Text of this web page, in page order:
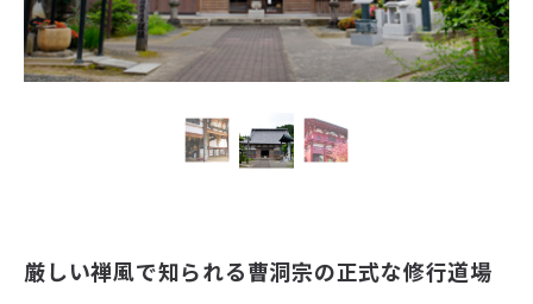
厳しい禅風で知られる曹洞宗の正式な修行道場